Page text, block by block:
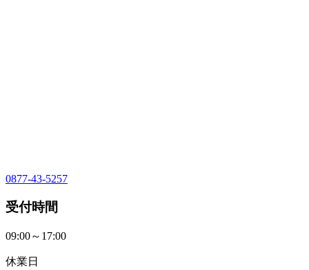
0877-43-5257
受付時間
09:00～17:00
休業日